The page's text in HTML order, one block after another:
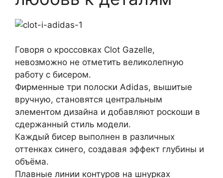
Говоря о кроссовках Clot Gazelle,
невозможно не отметить великолепную
работу с бисером.
Фирменные три полоски Adidas, вышитые
вручную, становятся центральным
элементом дизайна и добавляют роскоши в
сдержанный стиль модели.
Каждый бисер выполнен в различных
оттенках синего, создавая эффект глубины и
объёма.
Плавные линии контуров на шнурках